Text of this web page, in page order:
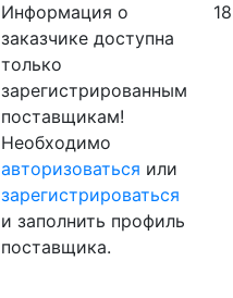
Информация о
заказчике доступна
только
зарегистрированным
поставщикам!
Необходимо
авторизоваться или
зарегистрироваться
и заполнить профиль
поставщика.